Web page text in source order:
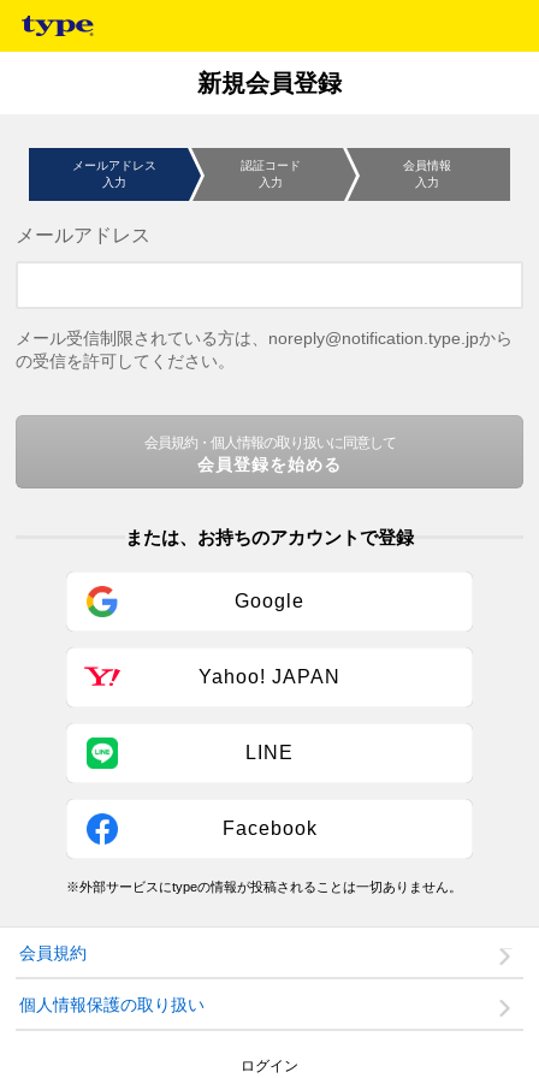
新規会員登録
メールアドレス
入力
認証コード
入力
会員情報
入力
メールアドレス
メール受信制限されている方は、noreply@notification.type.jpから
の受信を許可してください。
会員規約・個人情報の取り扱いに同意して
会員登録を始める
または、お持ちのアカウントで登録
Google
Yahoo! JAPAN
LINE
Facebook
※外部サービスにtypeの情報が投稿されることは一切ありません。
会員規約
個人情報保護の取り扱い
ログイン